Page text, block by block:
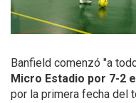
Banfield comenzó "a
Micro Estadio por 7-2
por la primera fecha del